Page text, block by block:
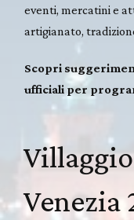
eventi, mercatini e
artigianato,
Scopri
ufficiali per
Venezia